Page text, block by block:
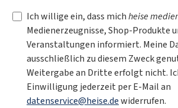
Ich willige ein, dass michheise
Medienerzeugnisse, Shop-Produkte
Veranstaltungen informiert. Meine
ausschließlich zu diesem Zweck
Weitergabe an Dritte erfolgt nicht.
Einwilligung jederzeit per E-Mail an
datenservice@heise.dewiderrufen.